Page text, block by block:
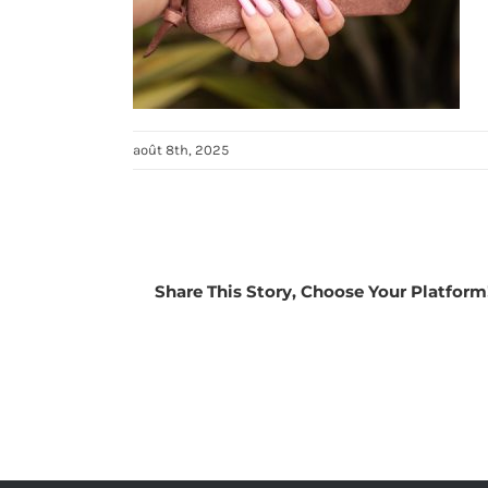
août 8th, 2025
Share This Story, Choose Your